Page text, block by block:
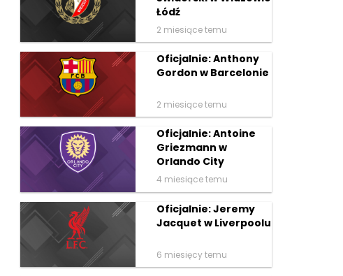
Łódź
2 miesiące temu
Oficjalnie: Anthony
Gordon w Barcelonie
2 miesiące temu
Oficjalnie: Antoine
Griezmann w
Orlando City
4 miesiące temu
Oficjalnie: Jeremy
Jacquet w Liverpoolu
6 miesięcy temu